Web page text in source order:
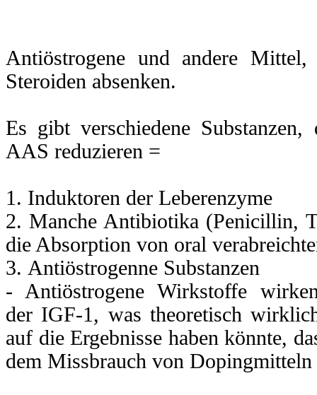
Antiöstrogene und andere
Steroiden absenken.
Es gibt verschiedene
AAS reduzieren =
1. Induktoren der Leberenzyme
2. Manche Antibiotika (Penicillin,
die Absorption von oral
3. Antiöstrogenne Substanzen
- Antiöstrogene Wirkstoffe
der IGF-1, was theoretisch
auf die Ergebnisse haben könnte,
dem Missbrauch von
,